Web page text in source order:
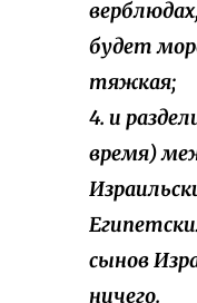
будет
тяжкая;
4. и
время)
сынов
ничего.